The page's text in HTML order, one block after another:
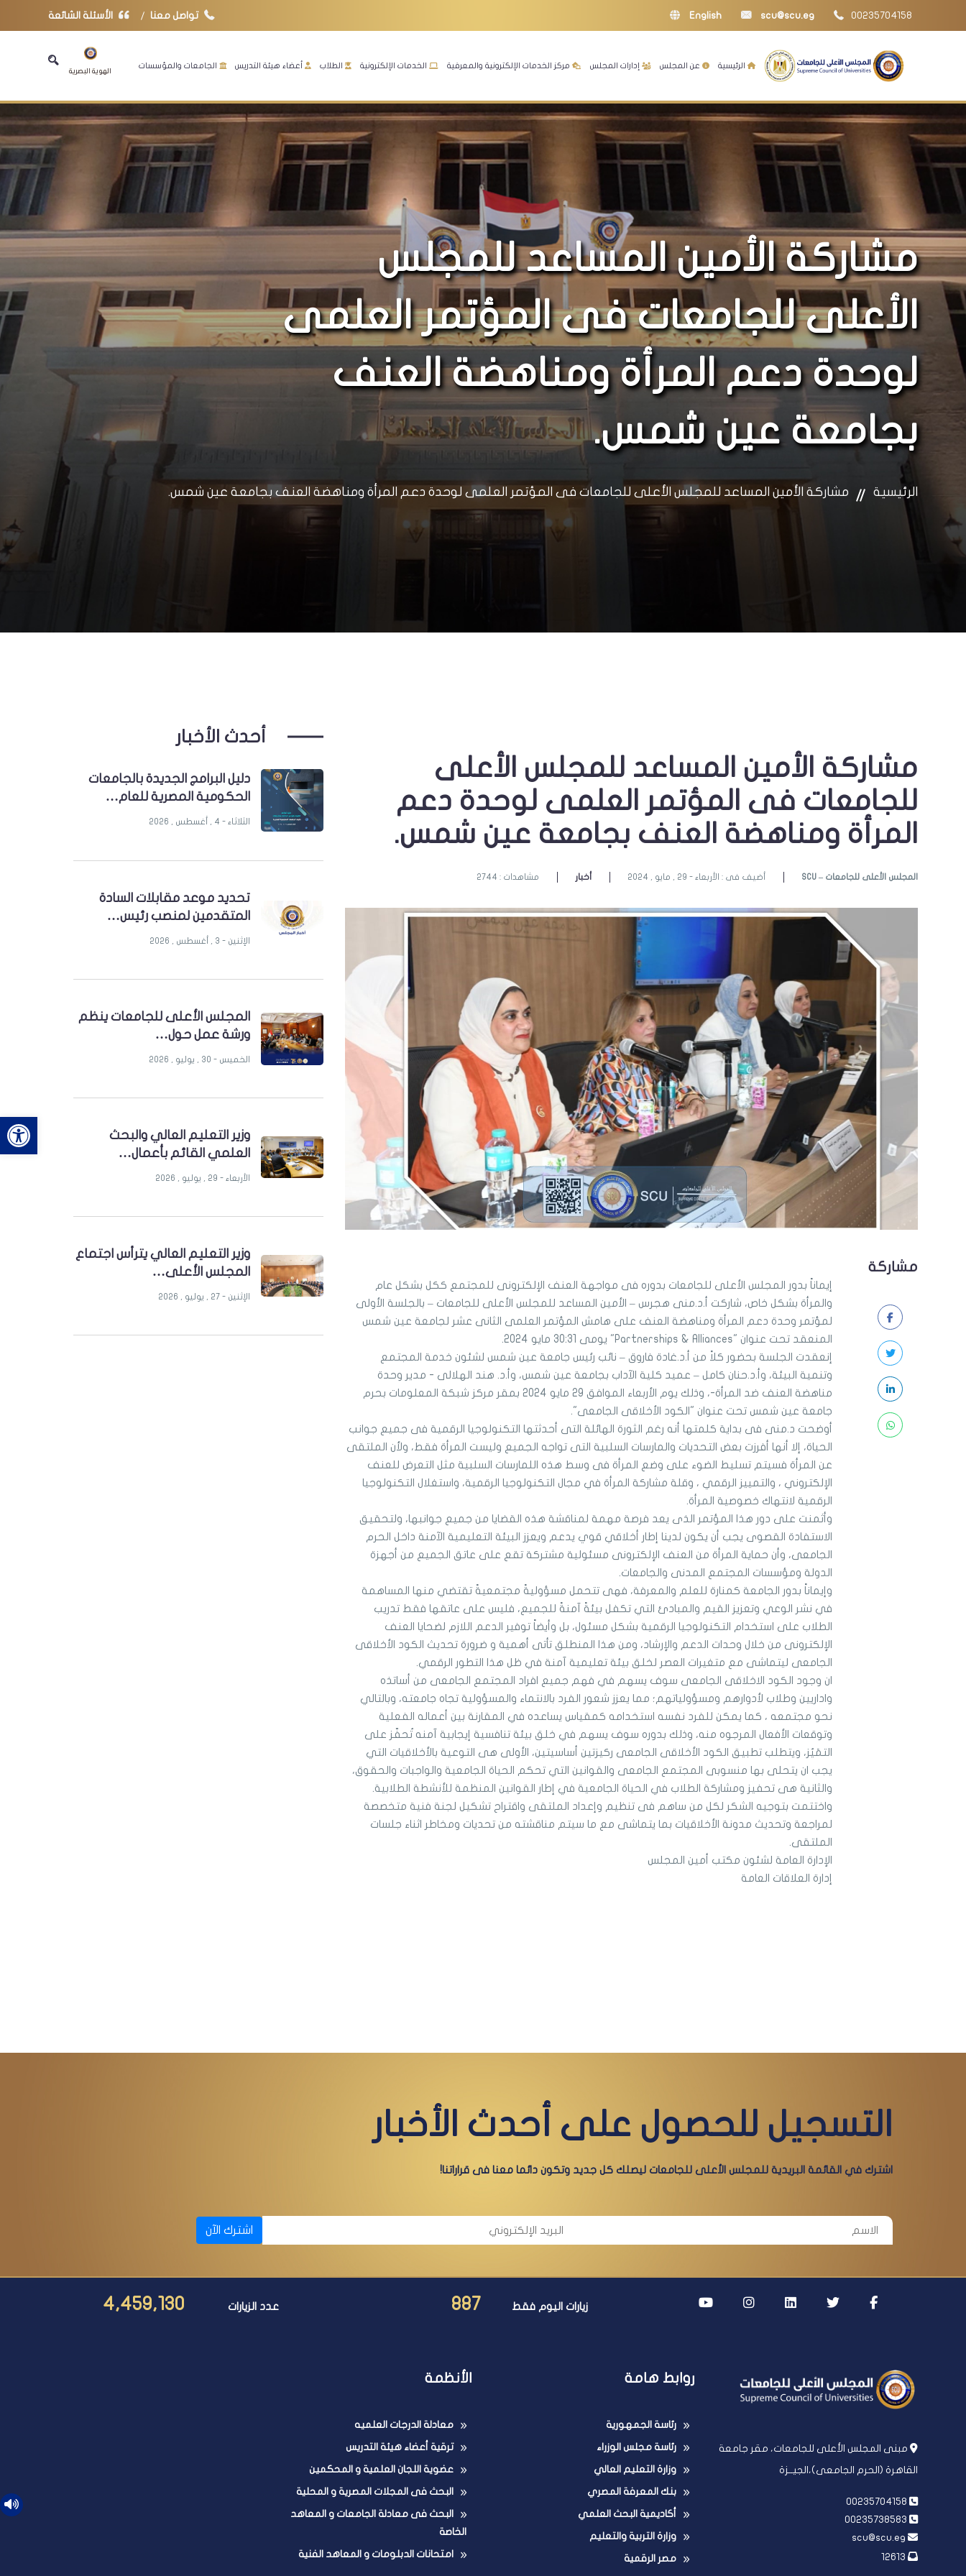
00235704158
scu@scu.eg
English تواصل معنا الأسئلة الشائعة
الرئيسية عن المجلس إدارات المجلس مركز الخدمات الإلكترونية والمعرفية الخدمات الإلكترونية الطلاب أعضاء هيئة التدريس الجامعات والمؤسسات
الهوية البصرية
مشاركة الأمين المساعد للمجلس
الأعلى للجامعات فى المؤتمر العلمى
لوحدة دعم المرأة ومناهضة العنف
بجامعة عين شمس.
الرئيسية مشاركة الأمين المساعد للمجلس الأعلى للجامعات فى المؤتمر العلمى لوحدة دعم المرأة ومناهضة العنف بجامعة عين شمس.
مشاركة الأمين المساعد للمجلس الأعلى
للجامعات فى المؤتمر العلمى لوحدة دعم
المرأة ومناهضة العنف بجامعة عين شمس.
SCU – المجلس الأعلى للجامعات أضيف فى : الأربعاء - 29 , مايو , 2024 أخبار مشاهدات : 2744
مشاركة
إيماناً بدور المجلس الأعلى للجامعات بدوره فى مواجهة العنف الإلكترونى للمجتمع ككل بشكل عام
والمرأة بشكل خاص، شاركت أ.د.منى هجرس – الأمين المساعد للمجلس الأعلى للجامعات – بالجلسة الأولى
لمؤتمر وحدة دعم المرأة ومناهضة العنف على هامش المؤتمر العلمى الثانى عشر لجامعة عين شمس
المنعقد تحت عنوان "Partnerships & Alliances" يومى 30:31 مايو 2024.
إنعقدت الجلسة بحضور كلاً من أ.د.غادة فاروق – نائب رئيس جامعة عين شمس لشئون خدمة المجتمع
وتنمية البيئة، وأ.د.حنان كامل – عميد كلية الآداب بجامعة عين شمس، وأ.د. هند الهلالى - مدير وحدة
مناهضة العنف ضد المرأة-، وذلك يوم الأربعاء الموافق 29 مايو 2024 بمقر مركز شبكة المعلومات بحرم
جامعة عين شمس تحت عنوان "الكود الأخلاقى الجامعى".
أوضحت د.منى فى بداية كلمتها أنه رغم الثورة الهائلة التى أحدثتها التكنولوجيا الرقمية فى جميع جوانب
الحياة، إلا أنها أفرزت بعض التحديات والمارسات السلبية التى تواجه الجميع وليست المرأة فقط، ولأن الملتقى
عن المرأة فسيتم تسليط الضوء على وضع المرأة فى وسط هذه اللمارسات السلبية مثل التعرض للعنف
الإلكتروني ، والتمييز الرقمي ، وقلة مشاركة المرأة في مجال التكنولوجيا الرقمية، واستغلال التكنولوجيا
الرقمية لانتهاك خصوصية المرأة.
وأثمنت على دور هذا المؤتمر الذى يعد فرصة مهمة لمناقشة هذه القضايا من جميع جوانبها، ولتحقيق
الاستفادة القصوى يجب أن يكون لدينا إطار أخلاقي قوي يدعم ويعزز البيئة التعليمية الآمنة داخل الحرم
الجامعى، وأن حماية المرأة من العنف الإلكترونى مسئولية مشتركة تقع على عاتق الجميع من أجهزة
الدولة ومؤسسات المجتمع المدنى والجامعات.
وإيماناً بدور الجامعة كمنارة للعلم والمعرفة، فهى تتحمل مسؤوليةً مجتمعيةً تقتضي منها المساهمة
في نشر الوعي وتعزيز القيم والمبادئ التي تكفل بيئةً آمنةً للجميع، فليس على عاتقها فقط تدريب
الطلاب على استخدام التكنولوجيا الرقمية بشكل مسئول، بل وأيضاً توفير الدعم اللازم لضحايا العنف
الإلكترونى من خلال وحدات الدعم والإرشاد، ومن هذا المنطلق تأتى أهمية و ضرورة تحديث الكود الأخلاقى
الجامعى ليتماشى مع متغيرات العصر لخلق بيئة تعليمية آمنة في ظل هذا التطور الرقمي.
ان وجود الكود الاخلاقى الجامعى سوف يسهم في فهم جميع افراد المجتمع الجامعى من أساتذه
واداريين وطلاب لأدوارهم ومسؤولياتهم؛ مما يعزز شعور الفرد بالانتماء والمسؤولية تجاه جامعته، وبالتالي
نحو مجتمعه ، كما يمكن للفرد نفسه استخدامه كمقياس يساعده في المقارنة بين أعماله الفعلية
وتوقعات الأفعال المرجوه منه، وذلك بدوره سوف يسهم في خلق بيئة تنافسية إيجابية آمنه تُحفّز على
التمَيٌز، ويتطلب تطبيق الكود الأخلاقى الجامعى ركيزتين أساسيتين، الأولى هى التوعية بالأخلاقيات التي
يجب ان يتحلى بها منسوبى المجتمع الجامعى والقوانين التي تحكم الحياة الجامعية والواجبات والحقوق،
والثانية هى تحفيز ومشاركة الطلاب في الحياة الجامعية في إطار القوانين المنظمة للأنشطة الطلابية.
واختتمت بتوجيه الشكر لكل من ساهم فى تنظيم وإعداد الملتقى واقتراح تشكيل لجنة فنية متخصصة
لمراجعة وتحديث مدونة الأخلاقيات بما يتماشى مع ما سيتم مناقشته من تحديات ومخاطر اثناء جلسات
الملتقى.
الإدارة العامة لشئون مكتب أمين المجلس
إدارة العلاقات العامة
أحدث الأخبار
دليل البرامج الجديدة بالجامعات
الحكومية المصرية للعام…
الثلاثاء - 4 , أغسطس , 2026
تحديد موعد مقابلات السادة
المتقدمين لمنصب رئيس…
الإثنين - 3 , أغسطس , 2026
المجلس الأعلى للجامعات ينظم
ورشة عمل حول…
الخميس - 30 , يوليو , 2026
وزير التعليم العالي والبحث
العلمي القائم بأعمال…
الأربعاء - 29 , يوليو , 2026
وزير التعليم العالي يترأس اجتماع
المجلس الأعلى…
الإثنين - 27 , يوليو , 2026
التسجيل للحصول على أحدث الأخبار
اشترك في القائمة البريدية للمجلس الأعلى للجامعات ليصلك كل جديد وتكون دائما معنا فى قراراتنا!
اشترك الآن
زيارات اليوم فقط 887 عدد الزيارات 4,459,130
مبنى المجلس الأعلى للجامعات، مقر جامعة
القاهرة (الحرم الجامعى)،الجيــزة
روابط هامة
رئاسة الجمهورية
رئاسة مجلس الوزراء
وزارة التعليم العالي
بنك المعرفة المصري
أكاديمية البحث العلمي
وزارة التربية والتعليم
مصر الرقمية
الأنظمة
معادلة الدرجات العلميه
ترقية أعضاء هيئة التدريس
عضوية اللجان العلمية و المحكمين
البحث فى المجلات المصرية و المحلية
البحث فى معادلة الجامعات و المعاهد
الخاصة
امتحانات الدبلومات و المعاهد الفنية